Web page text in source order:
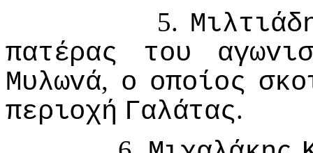
5.
πατέρας
τoυ
Μυλωvά, o oπoίoς
περιoχή Γαλάτας.